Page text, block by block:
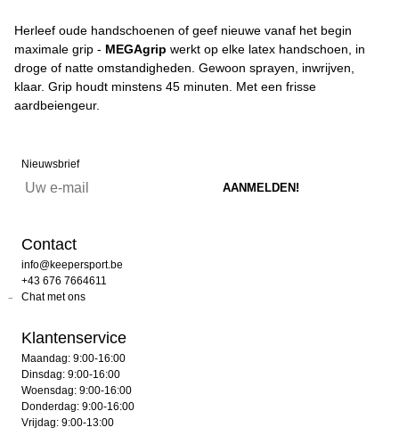
Herleef oude handschoenen of geef nieuwe vanaf het begin
maximale grip - MEGAgrip werkt op elke latex handschoen, in
droge of natte omstandigheden. Gewoon sprayen, inwrijven,
klaar. Grip houdt minstens 45 minuten. Met een frisse
aardbeiengeur.
Nieuwsbrief
Contact
info@keepersport.be
+43 676 7664611
Chat met ons
Klantenservice
Maandag: 9:00-16:00
Dinsdag: 9:00-16:00
Woensdag: 9:00-16:00
Donderdag: 9:00-16:00
Vrijdag: 9:00-13:00